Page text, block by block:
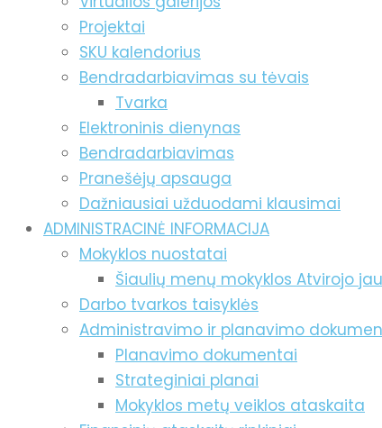
Projektai
SKU kalendorius
Bendradarbiavimas su tėvais
Tvarka
Elektroninis dienynas
Bendradarbiavimas
Pranešėjų apsauga
Dažniausiai užduodami klausimai
ADMINISTRACINĖ INFORMACIJA
Mokyklos nuostatai
Šiaulių menų mokyklos Atvirojo
Darbo tvarkos taisyklės
Administravimo ir planavimo
Planavimo dokumentai
Strateginiai planai
Mokyklos metų veiklos ataskaita